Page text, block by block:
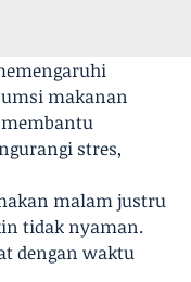
makanan
stres,
malam justru
tidak nyaman.
dengan waktu